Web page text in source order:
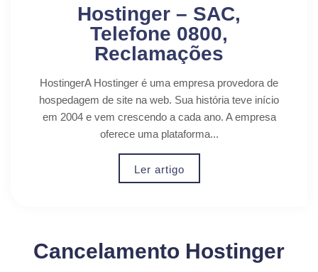
Hostinger – SAC,
Telefone 0800,
Reclamações
HostingerA Hostinger é uma empresa provedora de
hospedagem de site na web. Sua história teve início
em 2004 e vem crescendo a cada ano. A empresa
oferece uma plataforma...
Ler artigo
Cancelamento Hostinger